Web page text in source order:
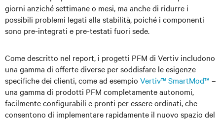
giorni anziché settimane o mesi, ma anche di ridurre i
possibili problemi legati alla stabilità, poiché i componenti
sono pre-integrati e pre-testati fuori sede.
Come descritto nel report, i progetti PFM di Vertiv includono
una gamma di offerte diverse per soddisfare le esigenze
specifiche dei clienti, come ad esempio Vertiv™ SmartMod™ –
una gamma di prodotti PFM completamente autonomi,
facilmente configurabili e pronti per essere ordinati, che
consentono di implementare rapidamente il nuovo spazio del